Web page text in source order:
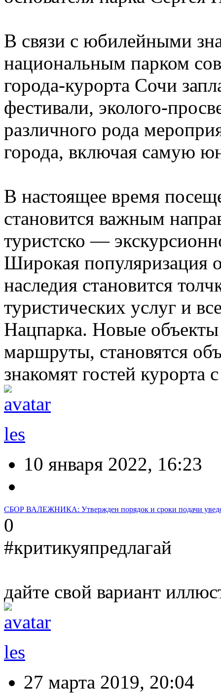
В связи с юбилейными
национальным парком
города-курорта Сочи
фестивали, эколого-
различного рода
города, включая самую
В настоящее время
становится важным
туристско —
Широкая популяризация
наследия становится
туристических услуг и
Нацпарка. Новые
маршруты, становятся
знакомят гостей курорта
les
10 января 2022, 16:23
СБОР ВАЛЕЖНИКА: Утвержден порядок и сроки подачи
0
#критикуяпредлагай
дайте свой вариант
les
27 марта 2019, 20:04